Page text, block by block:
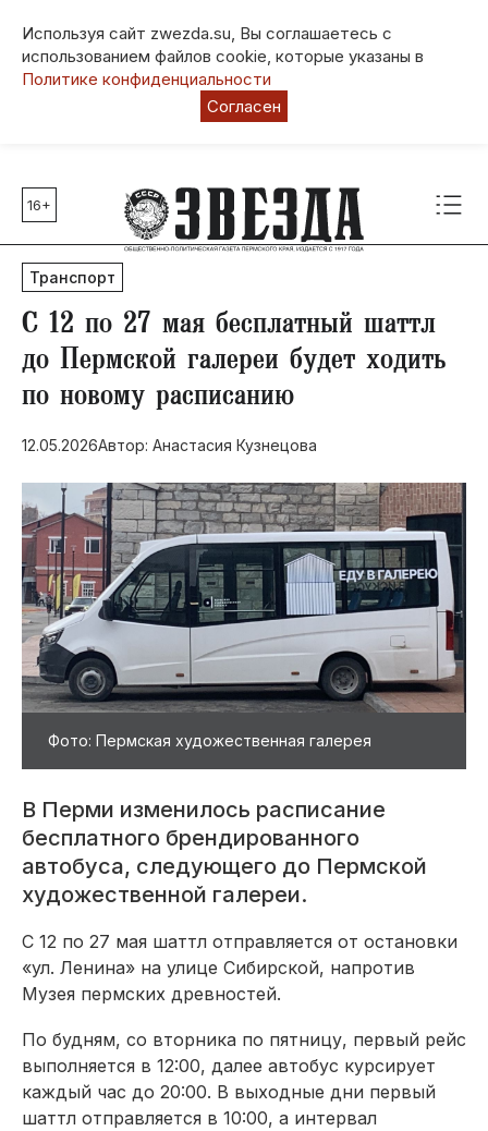
Используя сайт zwezda.su, Вы соглашаетесь с
использованием файлов cookie, которые указаны в
Политике конфиденциальности
Согласен
Главные темы
80 лет Победы
Молодежная столица РФ
СВО
Выборы в Пермском крае
Социальная поддержка
Инфраструктура
Благоустройство
16+
Транспорт
​С 12 по 27 мая бесплатный шаттл
до Пермской галереи будет ходить
по новому расписанию
12.05.2026Автор: Анастасия Кузнецова
Фото: Пермская художественная галерея
В Перми изменилось расписание
бесплатного брендированного
автобуса, следующего до Пермской
художественной галереи.
С 12 по 27 мая шаттл отправляется от остановки
«ул. Ленина» на улице Сибирской, напротив
Музея пермских древностей.
По будням, со вторника по пятницу, первый рейс
выполняется в 12:00, далее автобус курсирует
каждый час до 20:00. В выходные дни первый
шаттл отправляется в 10:00, а интервал